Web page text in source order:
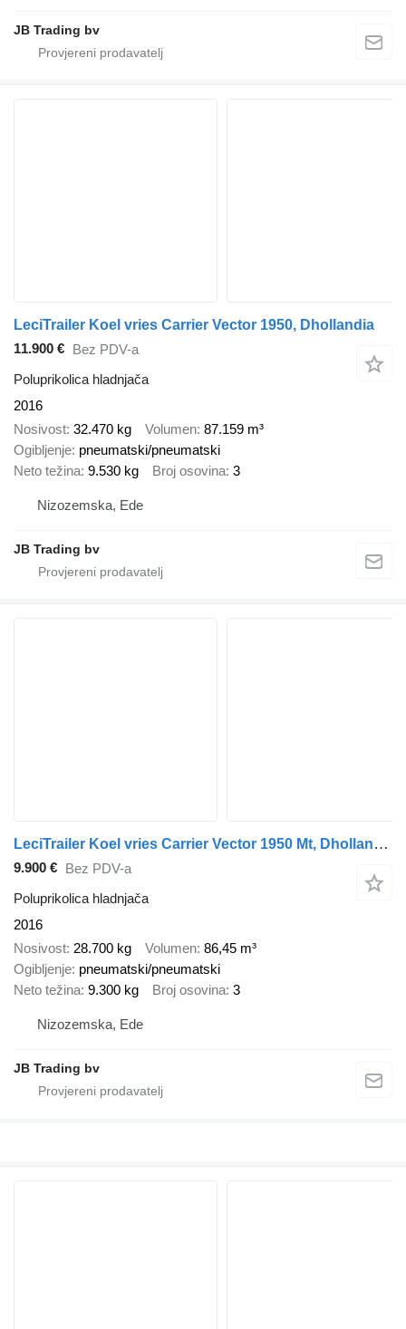
JB Trading bv
LeciTrailer Koel vries Carrier Vector 1950, Dhollandia
11.900 € Bez PDV-a
Poluprikolica hladnjača
2016
Nosivost 32.470 kg Volumen 87.159 m³
Ogibljenje pneumatski/pneumatski
Neto težina 9.530 kg Broj osovina 3
Nizozemska, Ede
JB Trading bv
LeciTrailer Koel vries Carrier Vector 1950 Mt, Dhollandia
9.900 €
Bez PDV-a
Poluprikolica hladnjača
2016
Nosivost 28.700 kg Volumen 86,45 m³
Ogibljenje pneumatski/pneumatski
Neto težina 9.300 kg Broj osovina 3
Nizozemska, Ede
JB Trading bv